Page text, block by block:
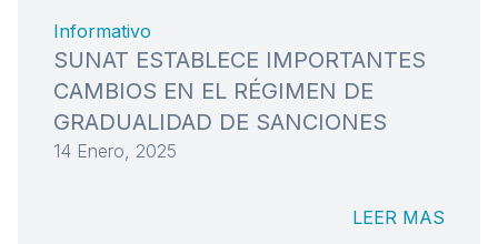
Informativo
SUNAT ESTABLECE IMPORTANTES
CAMBIOS EN EL RÉGIMEN DE
GRADUALIDAD DE SANCIONES
14 Enero, 2025
LEER MAS